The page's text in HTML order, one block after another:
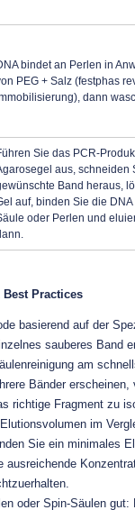
bindet an Perlen in
PEG + Salz (festphas
dann
Sie das PCR-
aus, schneiden
Band heraus,
auf, binden Sie die DNA
oder Perlen und
Practices
basierend auf der
sauberes Band
am
Bänder erscheinen,
richtige Fragment zu
im
Sie ein minimales
ausreichende
oder Spin-Säulen gut: